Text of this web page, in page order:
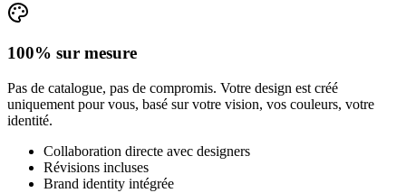
100% sur mesure
Pas de catalogue, pas de compromis. Votre design est créé
uniquement pour vous, basé sur votre vision, vos couleurs, votre
identité.
Collaboration directe avec designers
Révisions incluses
Brand identity intégrée